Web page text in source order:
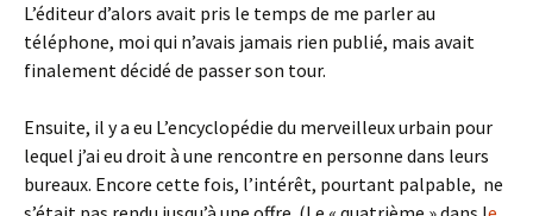
L’éditeur d’alors avait pris le temps de me parler au
téléphone, moi qui n’avais jamais rien publié, mais avait
finalement décidé de passer son tour.
Ensuite, il y a eu L’encyclopédie du merveilleux urbain pour
lequel j’ai eu droit à une rencontre en personne dans leurs
bureaux. Encore cette fois, l’intérêt, pourtant palpable, ne